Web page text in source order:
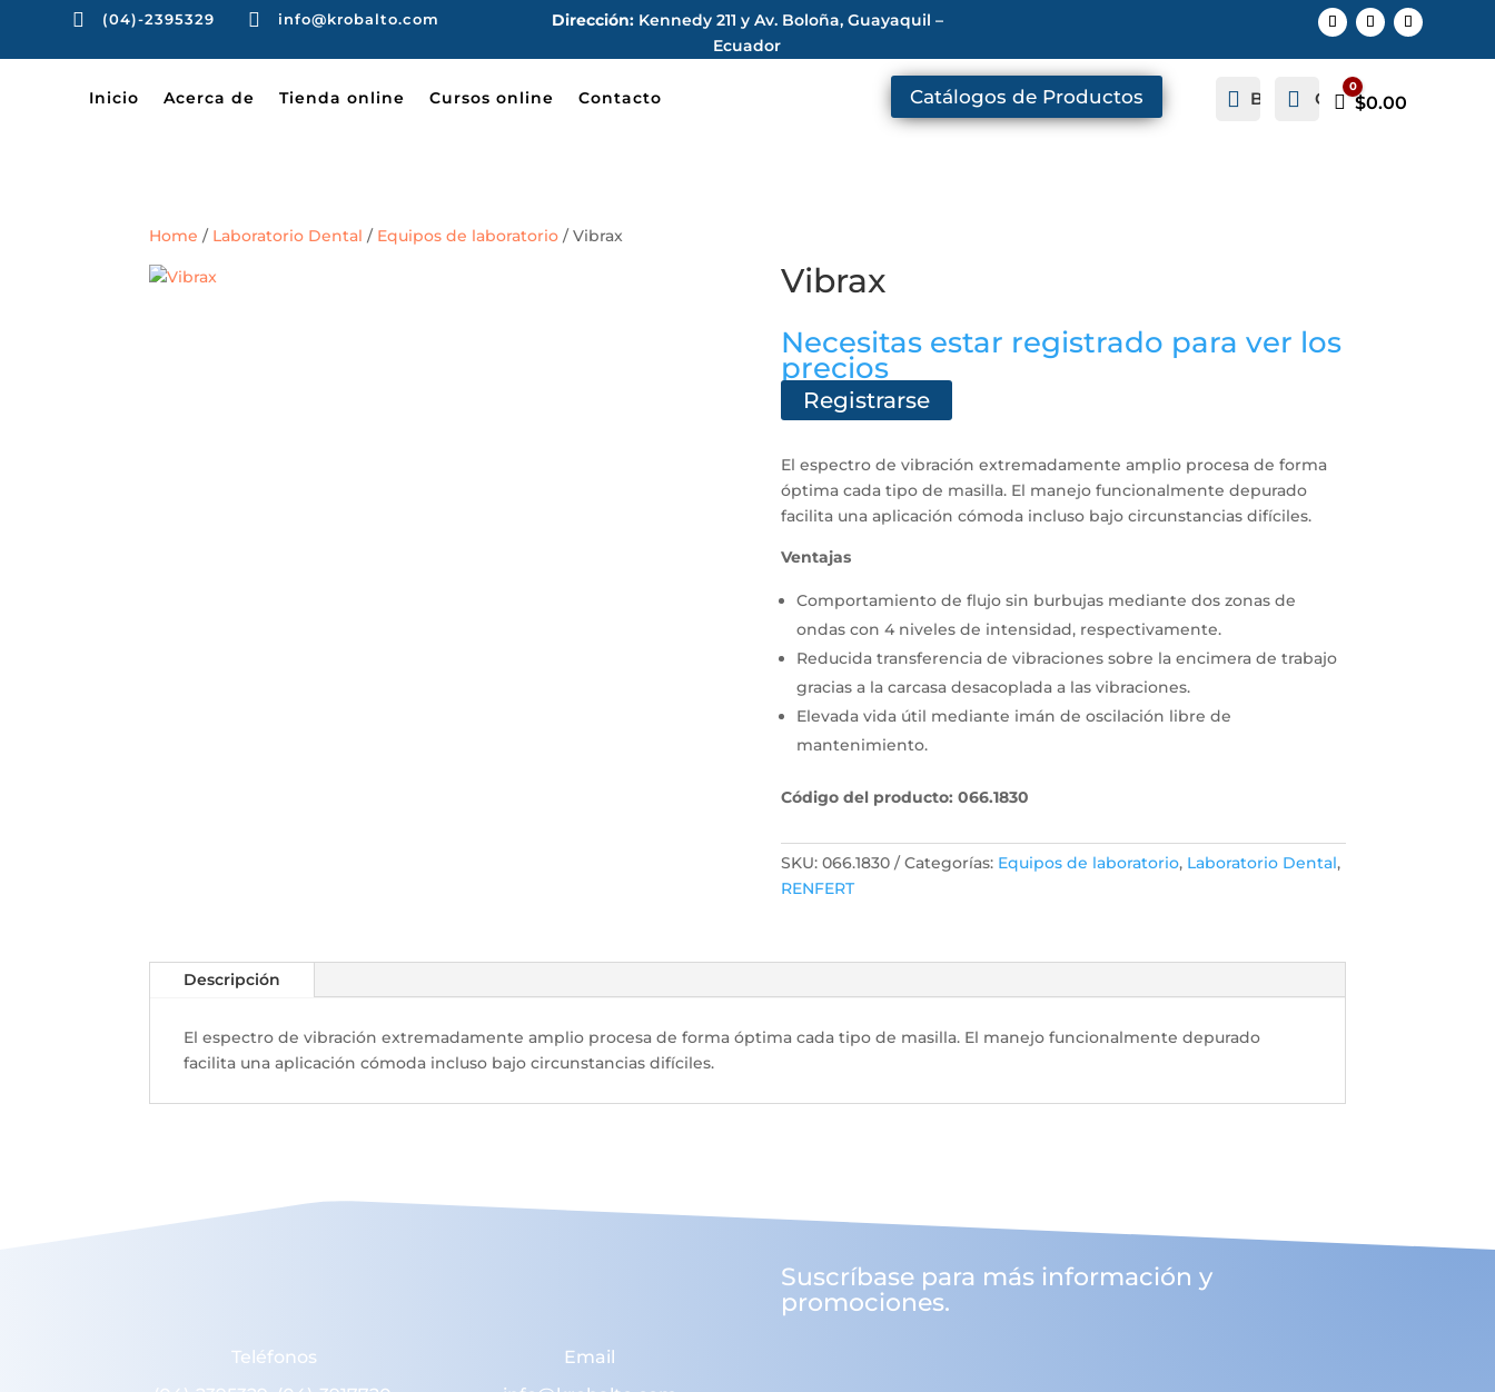
 (04)-2395329  info@krobalto.com Dirección:Kennedy 211 y Av. Boloña, Guayaquil –
Ecuador
Inicio Acerca de Tienda online Cursos online Contacto Catálogos de Productos  Buscar
 Cuenta
Carro
0
$0.00
Home / Laboratorio Dental / Equipos de laboratorio / Vibrax
Vibrax
Necesitas estar registrado para ver los
precios
Registrarse
El espectro de vibración extremadamente amplio procesa de forma
óptima cada tipo de masilla. El manejo funcionalmente depurado
facilita una aplicación cómoda incluso bajo circunstancias difíciles.
Ventajas
Comportamiento de flujo sin burbujas mediante dos zonas de
ondas con 4 niveles de intensidad, respectivamente.
Reducida transferencia de vibraciones sobre la encimera de trabajo
gracias a la carcasa desacoplada a las vibraciones.
Elevada vida útil mediante imán de oscilación libre de
mantenimiento.
Código del producto: 066.1830
SKU: 066.1830 Categorías: Equipos de laboratorio, Laboratorio Dental,
RENFERT
Descripción
El espectro de vibración extremadamente amplio procesa de forma óptima cada tipo de masilla. El manejo funcionalmente depurado
facilita una aplicación cómoda incluso bajo circunstancias difíciles.
Teléfonos
Email
Suscríbase para más información y
promociones.